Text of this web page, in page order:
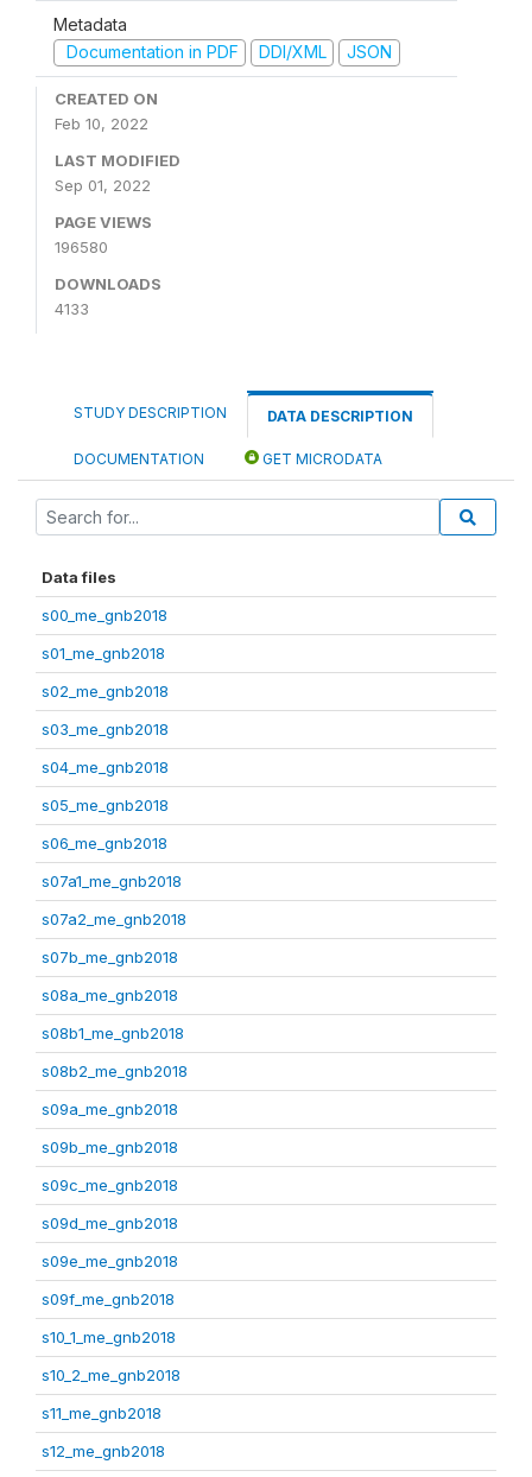
Metadata
Documentation in PDF
DDI/XML JSON
CREATED ON
Feb 10, 2022
LAST MODIFIED
Sep 01, 2022
PAGE VIEWS
196580
DOWNLOADS
4133
STUDY DESCRIPTION DATA DESCRIPTION
DOCUMENTATION GET MICRODATA
Data files
s00_me_gnb2018
s01_me_gnb2018
s02_me_gnb2018
s03_me_gnb2018
s04_me_gnb2018
s05_me_gnb2018
s06_me_gnb2018
s07a1_me_gnb2018
s07a2_me_gnb2018
s07b_me_gnb2018
s08a_me_gnb2018
s08b1_me_gnb2018
s08b2_me_gnb2018
s09a_me_gnb2018
s09b_me_gnb2018
s09c_me_gnb2018
s09d_me_gnb2018
s09e_me_gnb2018
s09f_me_gnb2018
s10_1_me_gnb2018
s10_2_me_gnb2018
s11_me_gnb2018
s12_me_gnb2018